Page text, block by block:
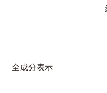
チークでありながらう
全成分表示